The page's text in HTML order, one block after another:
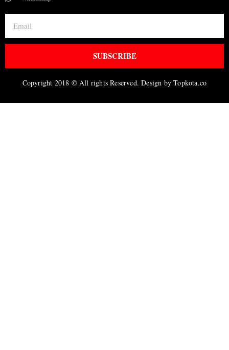
SUBSCRIBE
Copyright 2018 © All rights Reserved. Design by Topkota.co